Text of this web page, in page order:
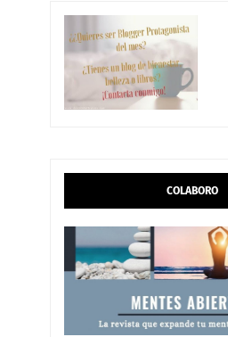
COLABORO